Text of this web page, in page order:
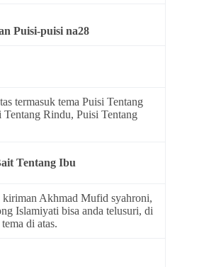
Puisi-puisi na28
termasuk tema Puisi Tentang
Tentang Rindu, Puisi Tentang
Tentang Ibu
kiriman Akhmad Mufid syahroni,
Islamiyati bisa anda telusuri, di
di atas.